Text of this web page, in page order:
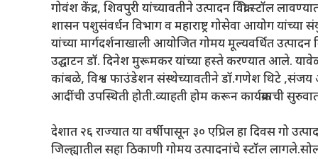
गोवंश केंद्र, शिवपुरी यांच्यावतीने उत्पादन विक्री स्टॉल
शासन पशुसंवर्धन विभाग व महाराष्ट्र गोसेवा आयोग
यांच्या मार्गदर्शनाखाली आयोजित गोमय मूल्यवर्धित
उद्घाटन डॉ. दिनेश मुरूमकर यांच्या हस्ते करण्यात आले.
कांबळे, विश्व फाउंडेशन संस्थेच्यावतीने डॉ.गणेश थिटे ,संजय
आदींची उपस्थिती होती.व्याहती होम करून कार्यक्रमाची
देशात २६ राज्यात या वर्षीपासून ३० एप्रिल हा दिवस गो
जिल्ह्यातील सहा ठिकाणी गोमय उत्पादनांचे स्टॉल